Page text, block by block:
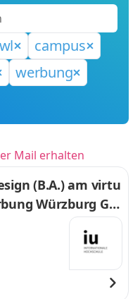
campus
werbung
Mail erhalten
(B.A.) am virtu
Würzburg Gm